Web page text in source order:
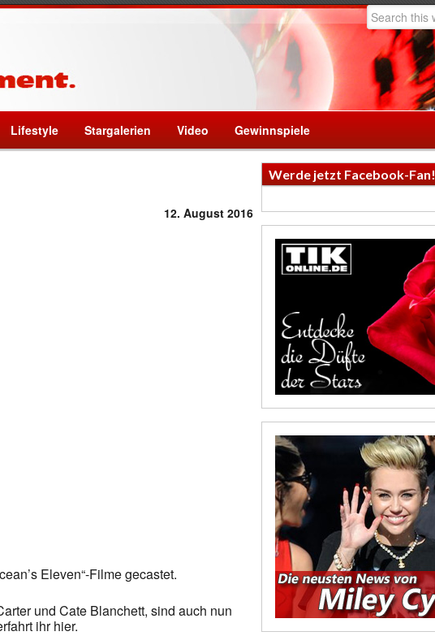
Lifestyle Stargalerien Video Gewinnspiele
12. August 2016
Eleven“-Filme gecastet.
und Cate Blanchett, sind auch nun
ihr hier.
Werde jetzt Facebook-Fan!